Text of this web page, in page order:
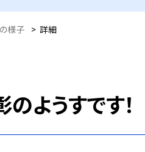
様子 > 詳細
ようすです！